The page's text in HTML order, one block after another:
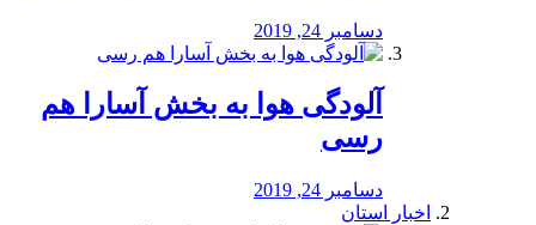
دسامبر 24, 2019
آلودگی هوا به بخش آسارا هم
رسی
دسامبر 24, 2019
اخبار استان